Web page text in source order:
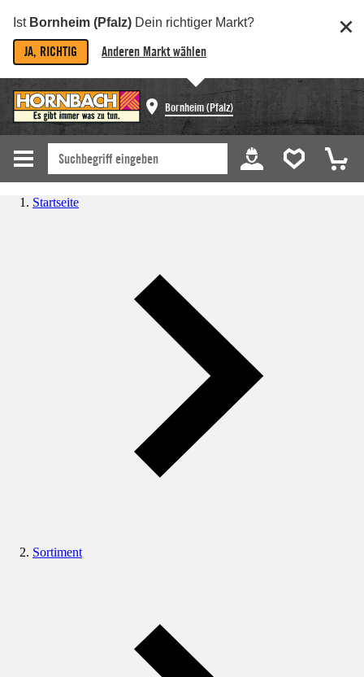
Ist Bornheim (Pfalz) Dein richtiger Markt?
JA, RICHTIG Anderen Markt wählen
Bornheim (Pfalz)
Startseite
Sortiment